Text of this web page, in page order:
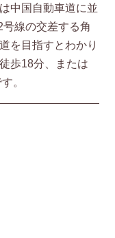
中国自動車道に並
線の交差する角
を目指すとわかり
歩18分、または
。